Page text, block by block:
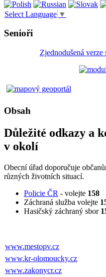
Select Language ▼
Senioři
Zjednodušená
Obsah
Důležité odkazy a
v okolí
Obecní úřad doporučuje
různých životních situací.
Policie ČR - volejte 158
Záchraná služba volejte
Hasičský záchraný sbor
www.mestopv.cz
www.kr-olomoucky.cz
www.zakonycr.cz